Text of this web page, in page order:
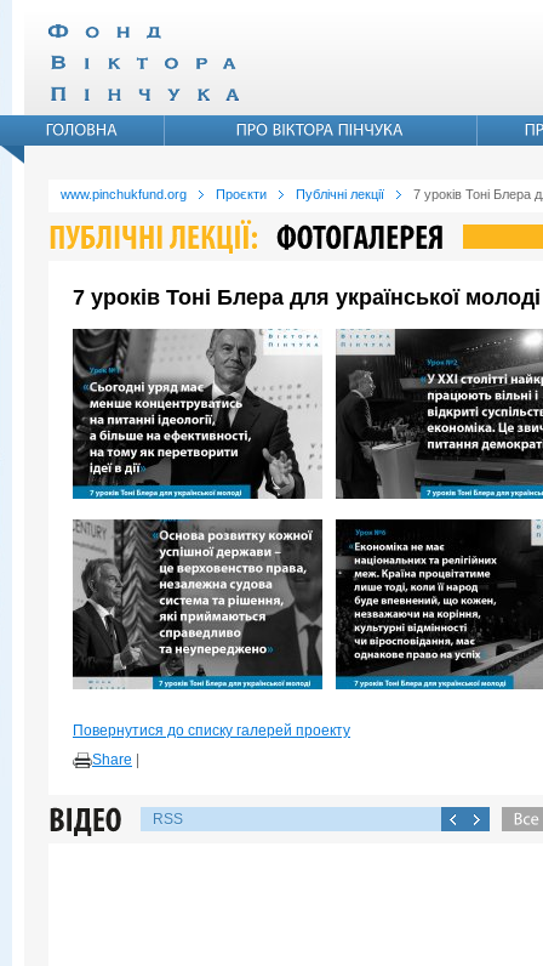
www.pinchukfund.org Проєкти Публічні лекції 7 уроків Тоні Блера
7 уроків Тоні Блера для української
Повернутися до списку галерей проекту
Share
RSS